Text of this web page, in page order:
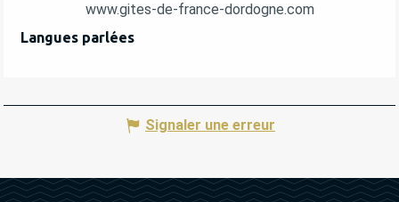
www.gites-de-france-dordogne.com
Langues parlées
Langues parlées
Signaler une erreur